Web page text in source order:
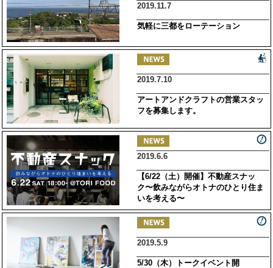
2019.11.7
気軽に三都をローテーション
2019.7.10
アートアンドクラフトの営業スタッ
フを募集します。
2019.6.6
【6/22（土）開催】不動産スナッ
ク〜飲みながらオトナのひとり住ま
いを考える〜
2019.5.9
5/30（木）トークイベント開